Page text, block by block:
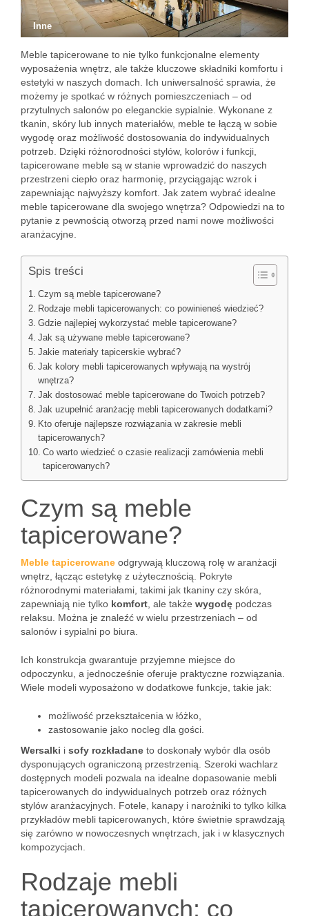
Inne
Meble tapicerowane to nie tylko funkcjonalne elementy
wyposażenia wnętrz, ale także kluczowe składniki komfortu i
estetyki w naszych domach. Ich uniwersalność sprawia, że
możemy je spotkać w różnych pomieszczeniach – od
przytulnych salonów po eleganckie sypialnie. Wykonane z
tkanin, skóry lub innych materiałów, meble te łączą w sobie
wygodę oraz możliwość dostosowania do indywidualnych
potrzeb. Dzięki różnorodności stylów, kolorów i funkcji,
tapicerowane meble są w stanie wprowadzić do naszych
przestrzeni ciepło oraz harmonię, przyciągając wzrok i
zapewniając najwyższy komfort. Jak zatem wybrać idealne
meble tapicerowane dla swojego wnętrza? Odpowiedzi na to
pytanie z pewnością otworzą przed nami nowe możliwości
aranżacyjne.
Spis treści
Czym są meble tapicerowane?
Rodzaje mebli tapicerowanych: co powinieneś wiedzieć?
Gdzie najlepiej wykorzystać meble tapicerowane?
Jak są używane meble tapicerowane?
Jakie materiały tapicerskie wybrać?
Jak kolory mebli tapicerowanych wpływają na wystrój
wnętrza?
Jak dostosować meble tapicerowane do Twoich potrzeb?
Jak uzupełnić aranżację mebli tapicerowanych dodatkami?
Kto oferuje najlepsze rozwiązania w zakresie mebli
tapicerowanych?
Co warto wiedzieć o czasie realizacji zamówienia mebli
tapicerowanych?
Czym są meble
tapicerowane?
Meble tapicerowane odgrywają kluczową rolę w aranżacji
wnętrz, łącząc estetykę z użytecznością. Pokryte
różnorodnymi materiałami, takimi jak tkaniny czy skóra,
zapewniają nie tylko komfort , ale także wygodę podczas
relaksu. Można je znaleźć w wielu przestrzeniach – od
salonów i sypialni po biura.
Ich konstrukcja gwarantuje przyjemne miejsce do
odpoczynku, a jednocześnie oferuje praktyczne rozwiązania.
Wiele modeli wyposażono w dodatkowe funkcje, takie jak:
możliwość przekształcenia w łóżko,
zastosowanie jako nocleg dla gości.
Wersalki i sofy rozkładane to doskonały wybór dla osób
dysponujących ograniczoną przestrzenią. Szeroki wachlarz
dostępnych modeli pozwala na idealne dopasowanie mebli
tapicerowanych do indywidualnych potrzeb oraz różnych
stylów aranżacyjnych. Fotele, kanapy i narożniki to tylko kilka
przykładów mebli tapicerowanych, które świetnie sprawdzają
się zarówno w nowoczesnych wnętrzach, jak i w klasycznych
kompozycjach.
Rodzaje mebli
tapicerowanych: co